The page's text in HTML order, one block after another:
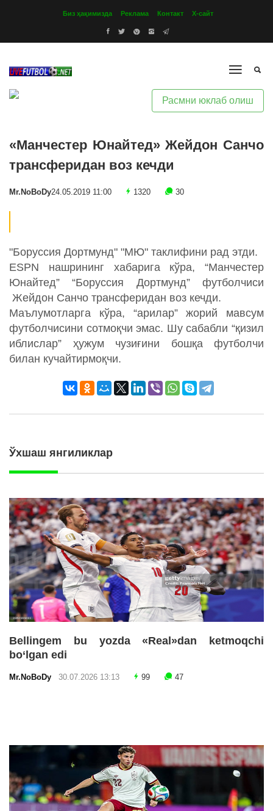
Биз ҳақимизда Реклама Контакт Х-сайт
Расмни юклаб олиш
«Манчестер Юнайтед» Жейдон Санчо
трансферидан воз кечди
Mr.NoBoDy24.05.2019 11:00 1320 30
"Боруссия Дортмунд" "МЮ" таклифини рад этди.
ESPN нашрининг хабарига кўра, “Манчестер
Юнайтед” “Боруссия Дортмунд” футболчиси
Жейдон Санчо трансферидан воз кечди.
Маълумотларга кўра, “арилар” жорий мавсум
футболчисини сотмоқчи эмас. Шу сабабли “қизил
иблислар” ҳужум чузиғини бошқа футболчи
билан кучайтирмоқчи.
Ўхшаш янгиликлар
Bellingem bu yozda «Real»dan ketmoqchi
bo‘lgan edi
Mr.NoBoDy 30.07.2026 13:13 99 47